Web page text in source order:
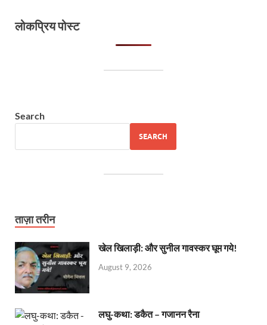
लोकप्रिय पोस्ट
Search
SEARCH
ताज़ा तरीन
खेल खिलाड़ी: और सुनील गावस्कर घूम गये!
August 9, 2026
लघु-कथा: डकैत – गजानन रैना